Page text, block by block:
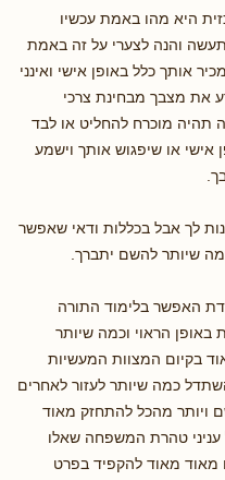
היא מהו באמת עכשיו
והנה לצערי על זה באמת
אותך כלל באופן אישי ואינני
את מצבך מבחינת צרכי
תהיה מוכרח להחליט או לבד
או שיפגוש אותך וישמע
לך אבל בכללות ודאי שאפשר
שיותר להשם יתברך.
האפשר בלימוד התורה
הראוי וכמה שיותר
בקיום המצוות המעשיות
כמה שיותר לעזור לאחרים
ויותר מהכל להתחזק מאוד
עניני טהרת המשפחה שאלו
מאוד מאוד להקפיד בפרט